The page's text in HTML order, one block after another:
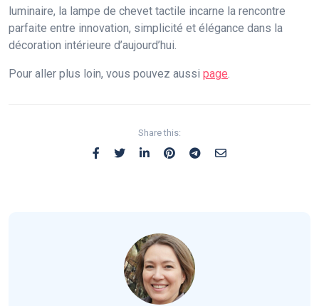
luminaire, la lampe de chevet tactile incarne la rencontre
parfaite entre innovation, simplicité et élégance dans la
décoration intérieure d’aujourd’hui.
Pour aller plus loin, vous pouvez aussi page
Share this: